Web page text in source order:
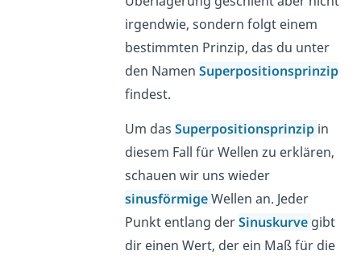
irgendwie, sondern folgt einem
bestimmten Prinzip, das du unter
den NamenSuperpositionsprinzip
findest.
Um dasSuperpositionsprinzip in
diesem Fall für Wellen zu erklären,
schauen wir uns wieder
sinusförmigeWellen an. Jeder
Punkt entlang derSinuskurve gibt
dir einen Wert, der ein Maß für die